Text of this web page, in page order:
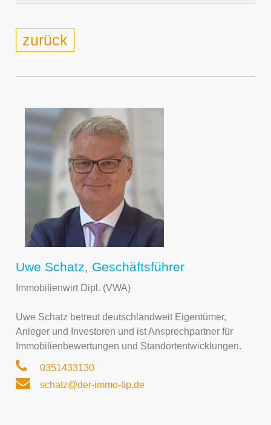
zurück
Uwe Schatz, Geschäftsführer
Immobilienwirt Dipl. (VWA)
Uwe Schatz betreut deutschlandweit Eigentümer,
Anleger und Investoren und ist Ansprechpartner für
Immobilienbewertungen und Standortentwicklungen.
0351433130
schatz@der-immo-tip.de